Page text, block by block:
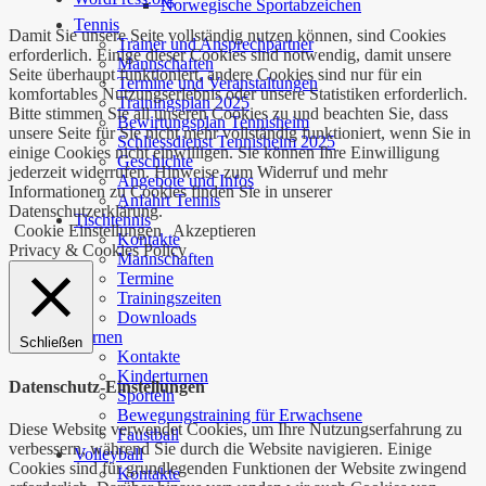
Norwegische Sportabzeichen
Tennis
Trainer und Ansprechpartner
Mannschaften
Termine und Veranstaltungen
Trainingsplan 2025
Bewirtungsplan Tennisheim
Schliessdienst Tennisheim 2025
Geschichte
Angebote und Infos
Anfahrt Tennis
Tischtennis
Kontakte
Mannschaften
Termine
Trainingszeiten
Downloads
Turnen
Kontakte
Kinderturnen
Sporteln
Bewegungstraining für Erwachsene
Faustball
Volleyball
Kontakte
Damit Sie unsere Seite vollständig nutzen können, sind Cookies
erforderlich. Einige dieser Cookies sind notwendig, damit unsere
Seite überhaupt funktioniert, andere Cookies sind nur für ein
komfortables Nutzungserlebnis oder unsere Statistiken erforderlich.
Bitte stimmen Sie all unseren Cookies zu und beachten Sie, dass
unsere Seite für Sie nicht mehr vollständig funktioniert, wenn Sie in
einige Cookies nicht einwilligen. Sie können Ihre Einwilligung
jederzeit widerrufen. Hinweise zum Widerruf und mehr
Informationen zu Cookies finden Sie in unserer
Datenschutzerklärung.
Cookie Einstellungen
Akzeptieren
Privacy & Cookies Policy
Schließen
Datenschutz-Einstellungen
Diese Website verwendet Cookies, um Ihre Nutzungserfahrung zu
verbessern, während Sie durch die Website navigieren. Einige
Cookies sind für grundlegenden Funktionen der Website zwingend